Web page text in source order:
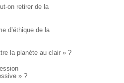
on retirer de la
d’éthique de la
la planète au clair » ?
» ?